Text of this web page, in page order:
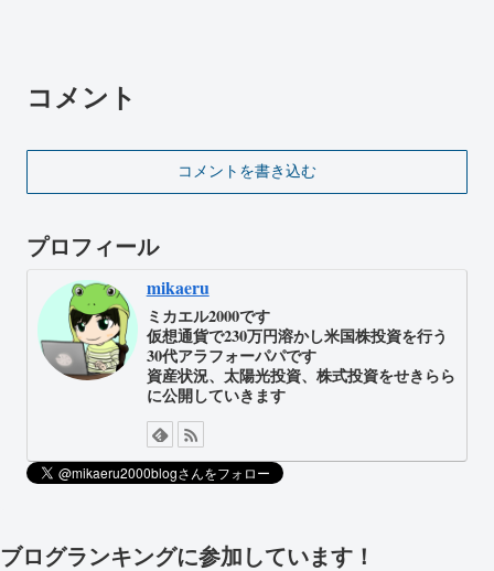
コメント
コメントを書き込む
プロフィール
mikaeru
ミカエル2000です
仮想通貨で230万円溶かし米国株投資を行う
30代アラフォーパパです
資産状況、太陽光投資、株式投資をせきらら
に公開していきます
ブログランキングに参加しています！